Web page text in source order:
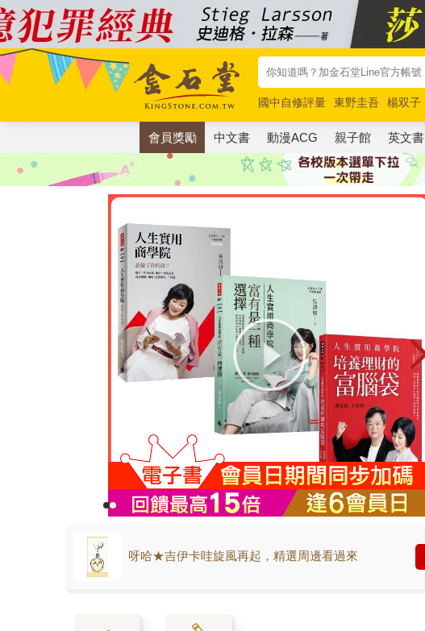
國中自修評量 東野圭吾 楊双子
唯紅花綻放
奧德賽 路邊攤新作
會員獎勵 中文書 動漫ACG 親子館 英文書
呀哈★吉伊卡哇旋風再起，精選周邊看過來